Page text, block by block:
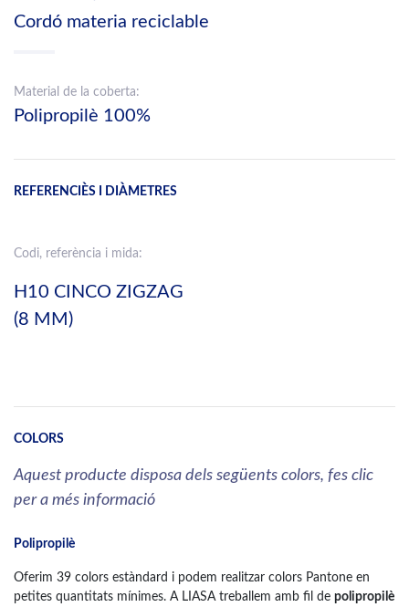
Cordó materia reciclable
Material de la coberta:
Polipropilè 100%
REFERENCIÈS I DIÀMETRES
Codi, referència i mida:
H10 CINCO ZIGZAG
(8 MM)
COLORS
Aquest producte disposa dels següents colors, fes clic
per a més informació
Polipropilè
Oferim 39 colors estàndard i podem realitzar colors Pantone en
petites quantitats mínimes. A LIASA treballem amb fil de polipropilè